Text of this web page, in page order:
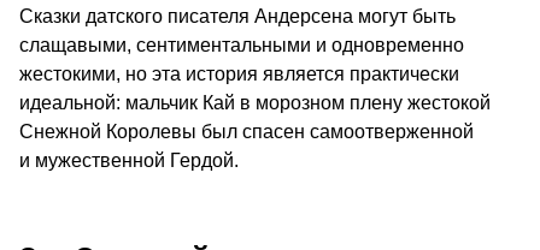
Сказки датского писателя Андерсена могут быть
слащавыми, сентиментальными и одновременно
жестокими, но эта история является практически
идеальной: мальчик Кай в морозном плену жестокой
Снежной Королевы был спасен самоотверженной
и мужественной Гердой.